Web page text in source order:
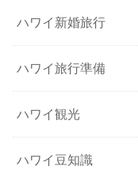
ハワイ新婚旅行
ハワイ旅行準備
ハワイ観光
ハワイ豆知識